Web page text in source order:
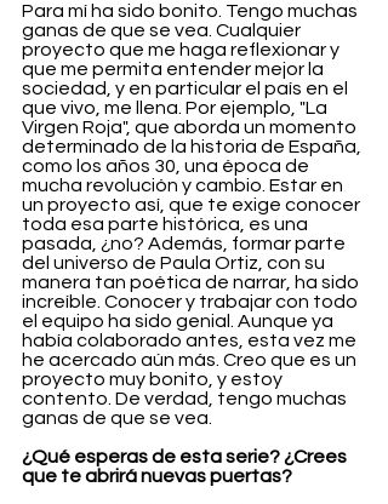
Para mí ha sido bonito. Tengo muchas
ganas de que se vea. Cualquier
proyecto que me haga reflexionar y
que me permita entender mejor la
sociedad, y en particular el país en el
que vivo, me llena. Por ejemplo, "La
Virgen Roja", que aborda un momento
determinado de la historia de España,
como los años 30, una época de
mucha revolución y cambio. Estar en
un proyecto así, que te exige conocer
toda esa parte histórica, es una
pasada, ¿no? Además, formar parte
del universo de Paula Ortiz, con su
manera tan poética de narrar, ha sido
increíble. Conocer y trabajar con todo
el equipo ha sido genial. Aunque ya
había colaborado antes, esta vez me
he acercado aún más. Creo que es un
proyecto muy bonito, y estoy
contento. De verdad, tengo muchas
ganas de que se vea.
¿Qué esperas de esta serie? ¿Crees
que te abrirá nuevas puertas?